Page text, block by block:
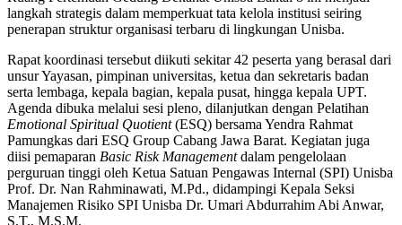
langkah strategis dalam memperkuat tata kelola institusi seiring
penerapan struktur organisasi terbaru di lingkungan Unisba.
Rapat koordinasi tersebut diikuti sekitar 42 peserta yang berasal dari
unsur Yayasan, pimpinan universitas, ketua dan sekretaris badan
serta lembaga, kepala bagian, kepala pusat, hingga kepala UPT.
Agenda dibuka melalui sesi pleno, dilanjutkan dengan Pelatihan
Emotional Spiritual Quotient(ESQ) bersama Yendra Rahmat
Pamungkas dari ESQ Group Cabang Jawa Barat. Kegiatan juga
diisi pemaparan Basic Risk Managementdalam pengelolaan
perguruan tinggi oleh Ketua Satuan Pengawas Internal (SPI) Unisba
Prof. Dr. Nan Rahminawati, M.Pd., didampingi Kepala Seksi
Manajemen Risiko SPI Unisba Dr. Umari Abdurrahim Abi Anwar,
S.T., M.S.M.